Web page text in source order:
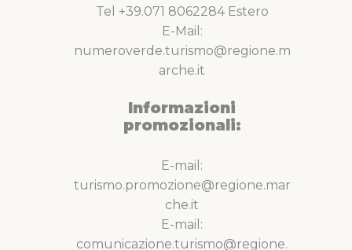
Tel +39.071 8062284 Estero
E-Mail:
numeroverde.turismo@regione.m
arche.it
Informazioni
promozionali:
E-mail:
turismo.promozione@regione.mar
che.it
E-mail:
comunicazione.turismo@regione.